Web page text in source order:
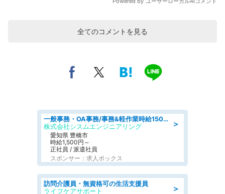
全てのコメントを見る
＞
一般事務・OA事務/事務&軽作業時給1500円土日祝休み各種社保完備
株式会社シスムエンジニアリング
愛知県 豊橋市
時給1,500円～
正社員 / 派遣社員
スポンサー：求人ボックス
＞
訪問介護員・無資格可の生活支援員
ライフケアサポート